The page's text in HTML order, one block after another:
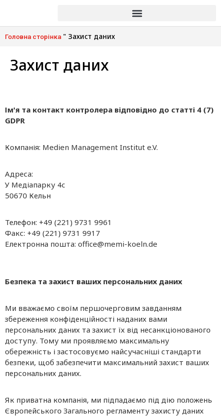
Головна сторінка " Захист даних
Захист даних
Ім'я та контакт контролера відповідно до статті 4 (7)
GDPR
Компанія: Medien Management Institut e.V.
Адреса:
У Медіапарку 4c
50670 Кельн
Телефон: +49 (221) 9731 9961
Факс: +49 (221) 9731 9917
Електронна пошта: office@memi-koeln.de
Безпека та захист ваших персональних даних
Ми вважаємо своїм першочерговим завданням
збереження конфіденційності наданих вами
персональних даних та захист їх від несанкціонованого
доступу. Тому ми проявляємо максимальну
обережність і застосовуємо найсучасніші стандарти
безпеки, щоб забезпечити максимальний захист ваших
персональних даних.
Як приватна компанія, ми підпадаємо під дію положень
Європейського Загального регламенту захисту даних